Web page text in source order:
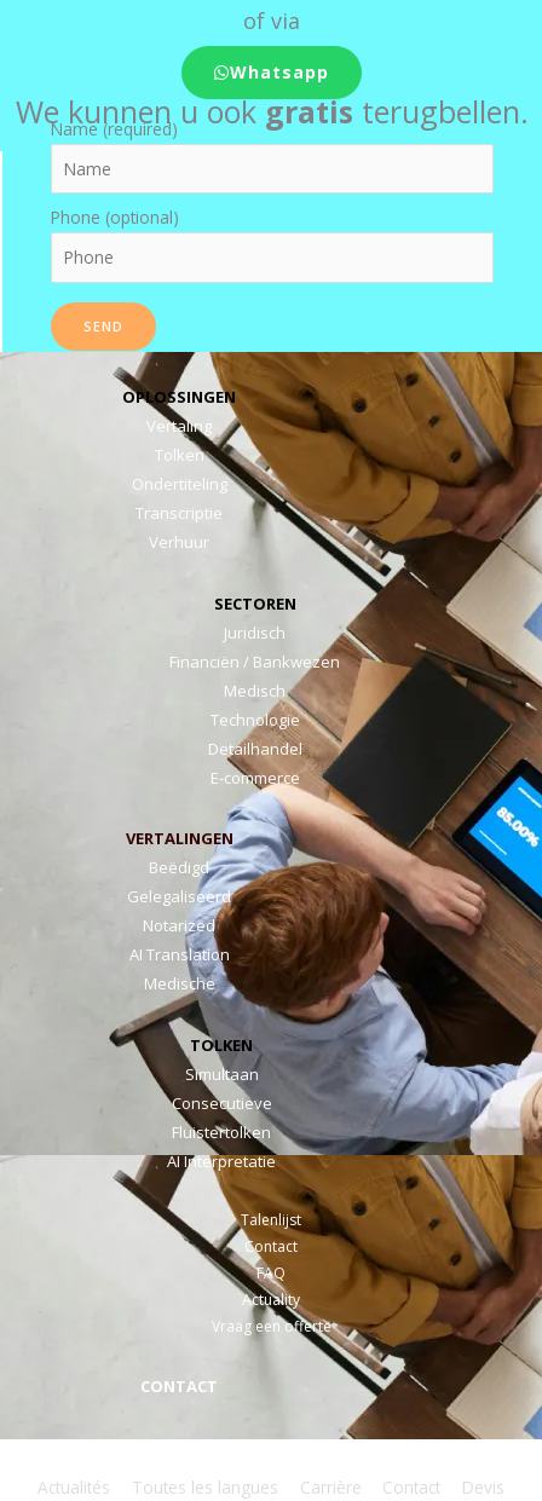
of via
Whatsapp
We kunnen u ookgratis terugbellen.
Name (required)
Phone (optional)
OPLOSSINGEN
Vertaling
Tolken
Ondertiteling
Transcriptie
Verhuur
SECTOREN
Juridisch
Financiën / Bankwezen
Medisch
Technologie
Detailhandel
E-commerce
VERTALINGEN
Beëdigd
Gelegaliseerd
Notarized
AI Translation
Medische
TOLKEN
Simultaan
Consecutieve
Fluistertolken
AI Interpretatie
Talenlijst
Contact
FAQ
Actuality
Vraag een offerte
CONTACT
Actualités Toutes les langues Carrière Contact Devis